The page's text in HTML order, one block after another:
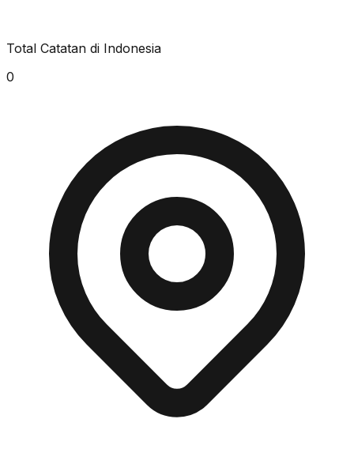
Total Catatan di Indonesia
0